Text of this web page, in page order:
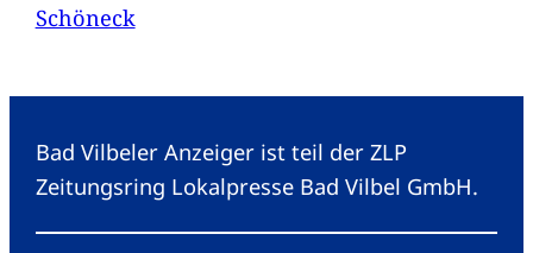
Schöneck
Bad Vilbeler Anzeiger ist teil der ZLP
Zeitungsring Lokalpresse Bad Vilbel GmbH.